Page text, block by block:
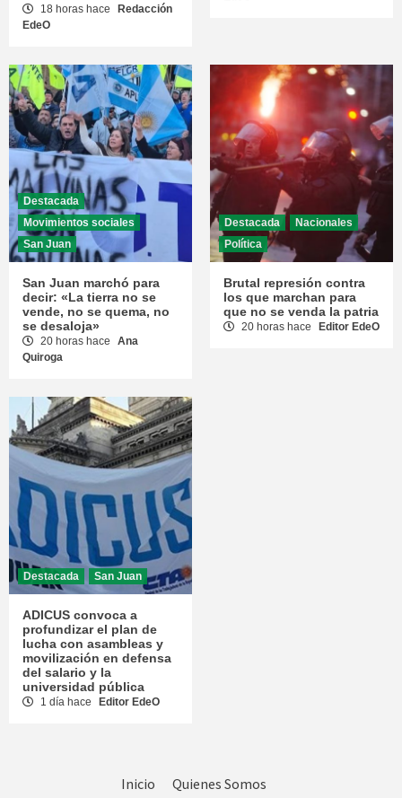
18 horas hace
Redacción
EdeO
Destacada
Movimientos sociales
San Juan
San Juan marchó para
decir: «La tierra no se
vende, no se quema, no
se desaloja»
20 horas hace
Ana
Quiroga
Destacada
Nacionales
Política
Brutal represión contra
los que marchan para
que no se venda la patria
20 horas hace Editor EdeO
Destacada San Juan
ADICUS convoca a
profundizar el plan de
lucha con asambleas y
movilización en defensa
del salario y la
universidad pública
1 día hace Editor EdeO
Inicio Quienes Somos